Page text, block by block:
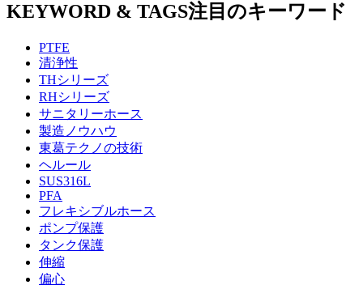
KEYWORD & TAGS注目のキーワード
PTFE
清浄性
THシリーズ
RHシリーズ
サニタリーホース
製造ノウハウ
東葛テクノの技術
ヘルール
SUS316L
PFA
フレキシブルホース
ポンプ保護
タンク保護
伸縮
偏心